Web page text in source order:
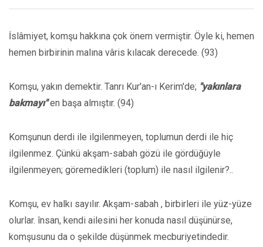
İslâmiyet, komşu hakkına çok önem vermiştir. Öyle ki, hemen
hemen birbirinin malına vâris kılacak derecede. (93)
Komşu, yakın demektir. Tanrı Kur'an-ı Kerim'de; "yakınlara
bakmayı"en başa almıştır. (94)
Komşunun derdi ile ilgilenmeyen, toplumun derdi ile hiç
ilgilenmez. Çünkü akşam-sabah gözü ile gördüğüyle
ilgilenmeyen; göremedikleri (toplum) ile nasıl ilgilenir?..
Komşu, ev halkı sayılır. Akşam-sabah , birbirleri ile yüz-yüze
olurlar. însan, kendi ailesini her konuda nasıl düşünürse,
komşusunu da o şekilde düşünmek mecburiyetindedir.